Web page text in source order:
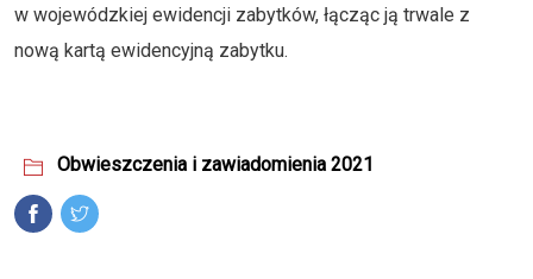
w wojewódzkiej ewidencji zabytków, łącząc ją trwale z
nową kartą ewidencyjną zabytku.
Obwieszczenia i zawiadomienia 2021